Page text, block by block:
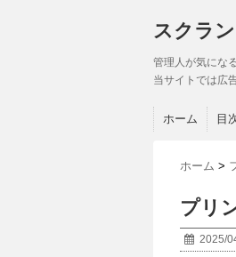
スクラ
管理人が気にな
当サイトでは広
ホーム 目
ホーム >
プリ
2025/